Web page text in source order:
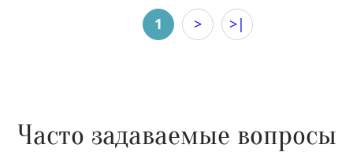
1 > >|
Часто задаваемые вопросы